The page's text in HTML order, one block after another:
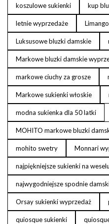
koszulowe sukienki kup
letnie wyprzedaże
Luksusowe bluzki damskie
Markowe bluzki damskie
markowe ciuchy za grosze
Markowe sukienki włoskie
modna sukienka dla 50 latki
MOHITO markowe bluzki
mohito swetry Monnari
najpiękniejsze sukienki na weselu
najwygodniejsze spodnie
Orsay sukienki wyprzedaż
quiosque sukienki